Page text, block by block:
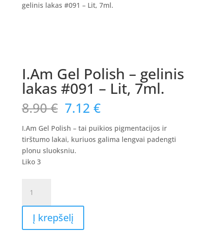
gelinis lakas #091 – Lit, 7ml.
I.Am Gel Polish – gelinis
lakas #091 – Lit, 7ml.
8.90€ Original
price
was:
8.90 €.
7.12 €Current
price
is:
7.12 €.
I.Am Gel Polish – tai puikios pigmentacijos ir
tirštumo lakai, kuriuos galima lengvai padengti
plonu sluoksniu.
Liko 3
kiekis:
I.Am
Polish
Į krepšelį